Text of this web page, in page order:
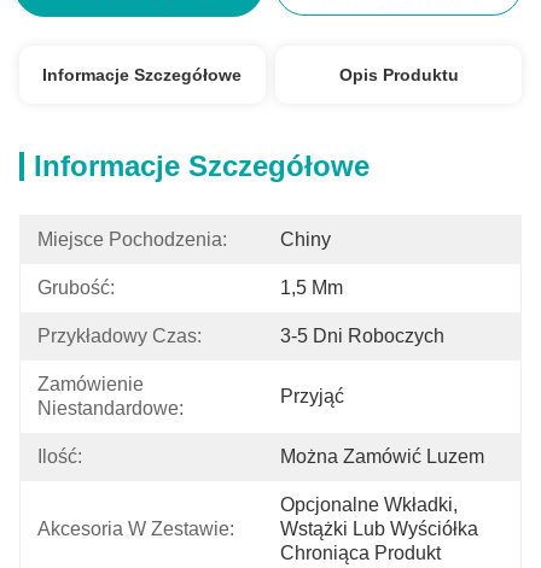
Informacje Szczegółowe Opis Produktu
Informacje Szczegółowe
Miejsce Pochodzenia: Chiny
Grubość: 1,5 Mm
Przykładowy Czas: 3-5 Dni Roboczych
Zamówienie
Niestandardowe:
Przyjąć
Ilość: Można Zamówić Luzem
Akcesoria W Zestawie:
Opcjonalne Wkładki,
Wstążki Lub Wyściółka
Chroniąca Produkt